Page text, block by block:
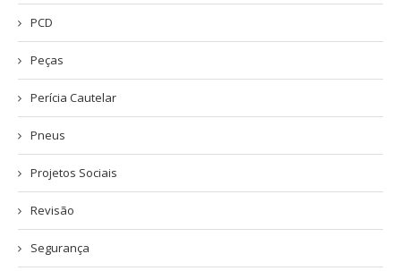
PCD
Peças
Perícia Cautelar
Pneus
Projetos Sociais
Revisão
Segurança